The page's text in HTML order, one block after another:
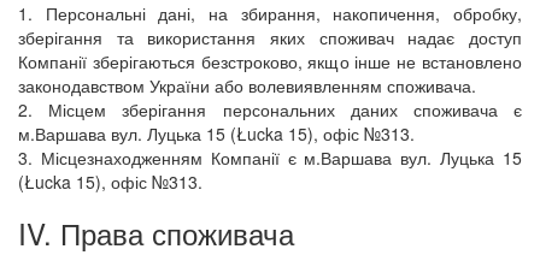
1. Персональні дані, на збирання, накопичення, обробку,
зберігання та використання яких споживач надає доступ
Компанії зберігаються безстроково, якщо інше не встановлено
законодавством України або волевиявленням споживача.
2. Місцем зберігання персональних даних споживача є
м.Варшава вул. Луцька 15 (Łucka 15), офіс №313.
3. Місцезнаходженням Компанії є м.Варшава вул. Луцька 15
(Łucka 15), офіс №313.
IV. Права споживача